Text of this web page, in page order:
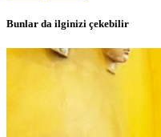
Bunlar da ilginizi çekebilir